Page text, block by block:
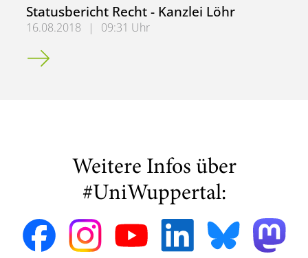
Statusbericht Recht - Kanzlei Löhr
16.08.2018 |
09:31 Uhr
Statusbericht Recht - Kanzlei Löhr
Weitere Infos über
#UniWuppertal: